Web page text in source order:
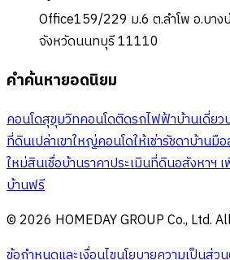
Office159/229 ม.6 ต.ลำโพ อ.บาง
จังหวัดนนทบุรี 11110
คำค้นหายอดนิยม
คอนโดสุขุมวิทคอนโดติดรถไฟฟ้าบ้านเดี่ยว
ที่ดินเปล่าเขาใหญ่คอนโดให้เช่ารัชดาบ้านมื
ใหม่สินเชื่อบ้านราคาประเมินที่ดินอสังหาฯ
บ้านฟรี
© 2026 HOMEDAY GROUP Co., Ltd.
ข้อกำหนดและเงื่อนไขนโยบายความเป็นส่ว